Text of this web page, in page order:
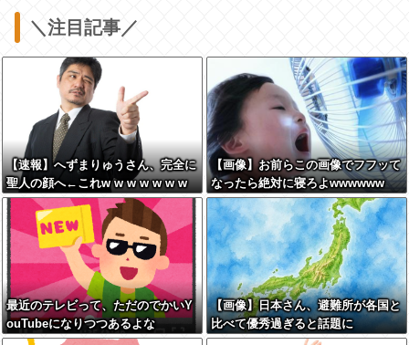
＼注目記事／
【速報】へずまりゅうさん、完全に
聖人の顔へ←これw w w w w w w
w
【画像】お前らこの画像でフフッて
なったら絶対に寝ろよwwwwww
最近のテレビって、ただのでかいY
ouTubeになりつつあるよな
【画像】日本さん、避難所が各国と
比べて優秀過ぎると話題に